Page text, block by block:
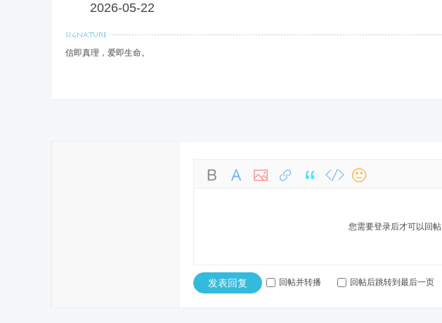
2026-05-22
信即真理，爱即生命。
您需要登录后才可以回帖
发表回复 回帖并转播 回帖后跳转到最后一页